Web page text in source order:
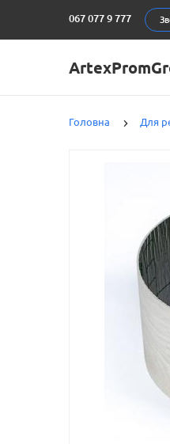
067 077 9 777
Головна Для